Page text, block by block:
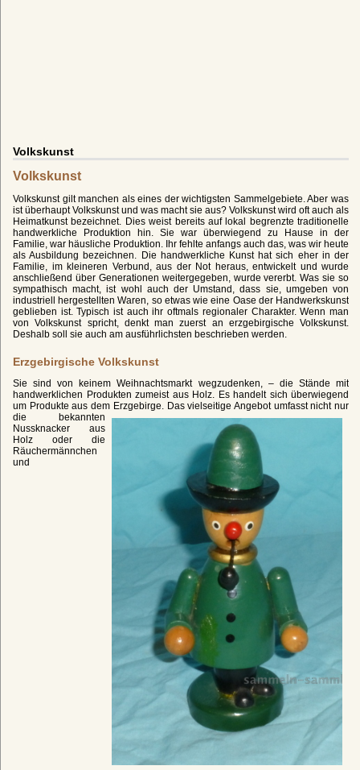
Volkskunst
Volkskunst
Volkskunst gilt manchen als eines der wichtigsten Sammelgebiete. Aber was
ist überhaupt Volkskunst und was macht sie aus? Volkskunst wird oft auch als
Heimatkunst bezeichnet. Dies weist bereits auf lokal begrenzte traditionelle
handwerkliche Produktion hin. Sie war überwiegend zu Hause in der
Familie, war häusliche Produktion. Ihr fehlte anfangs auch das, was wir heute
als Ausbildung bezeichnen. Die handwerkliche Kunst hat sich eher in der
Familie, im kleineren Verbund, aus der Not heraus, entwickelt und wurde
anschließend über Generationen weitergegeben, wurde vererbt. Was sie so
sympathisch macht, ist wohl auch der Umstand, dass sie, umgeben von
industriell hergestellten Waren, so etwas wie eine Oase der Handwerkskunst
geblieben ist. Typisch ist auch ihr oftmals regionaler Charakter. Wenn man
von Volkskunst spricht, denkt man zuerst an erzgebirgische Volkskunst.
Deshalb soll sie auch am ausführlichsten beschrieben werden.
Erzgebirgische Volkskunst
Sie sind von keinem Weihnachtsmarkt wegzudenken, – die Stände mit
handwerklichen Produkten zumeist aus Holz. Es handelt sich überwiegend
um Produkte aus dem Erzgebirge.
Das vielseitige Angebot umfasst nicht nur
die bekannten
Nussknacker aus
Holz oder die
Räuchermännchen
und